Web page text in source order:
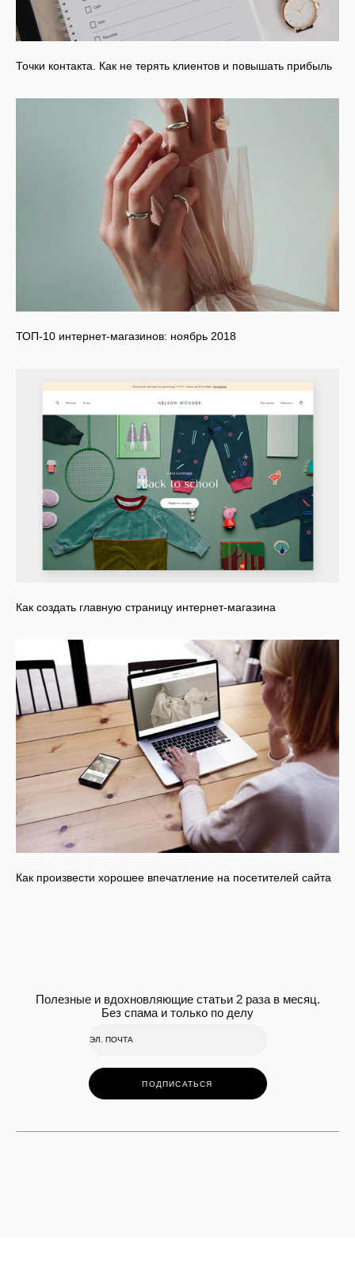
Точки контакта. Как не терять клиентов и повышать прибыль
ТОП-10 интернет-магазинов: ноябрь 2018
Как создать главную страницу интернет-магазина
Как произвести хорошее впечатление на посетителей сайта
Полезные и вдохновляющие статьи 2 раза в месяц.
Без спама и только по делу
ПОДПИСАТЬСЯ